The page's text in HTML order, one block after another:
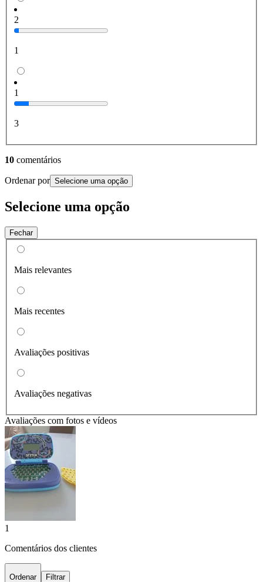
2
1
1
3
10 comentários
Ordenar por Selecione uma opção
Selecione uma opção
Fechar
Mais relevantes
Mais recentes
Avaliações positivas
Avaliações negativas
Avaliações com fotos e vídeos
1
Comentários dos clientes
Ordenar Filtrar